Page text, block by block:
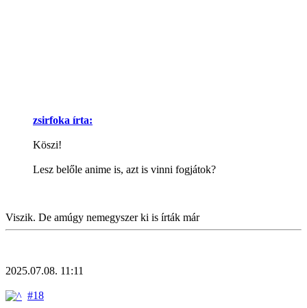
zsirfoka írta:
Köszi!
Lesz belőle anime is, azt is vinni fogjátok?
Viszik. De amúgy nemegyszer ki is írták már
2025.07.08. 11:11
#18